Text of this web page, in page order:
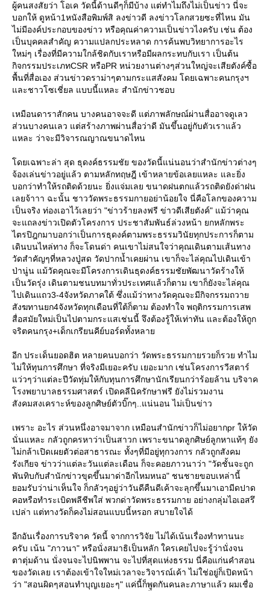
ผู้คนสงสัยว่า โอเค วัดนี้ด้านดีๆก็มีบ้าง แต่ทำไมถึงไม่เป็นข่าว นี่จะ
บอกให้ ดูหน้า1หนังสือพิมพ์สิ ลงข่าวดี ลงข่าวโลกสวยซะที่ไหน มัน
ไม่มีองค์ประกอบของข่าว หรือคุณค่าความเป็นข่าวไงครับ เช่น ต้อง
เป็นบุคคลสำคัญ ความแปลกประหลาด การค้นพบวิทยาการอะไร
หม่ๆ เรื่องที่มีความใกล้ชิดกับเราหรือมีผลกระทบกับเรา เป็นต้น
กิจกรรมประเภทCSR หรือPR หน่วยงานต่างๆส่วนใหญ่จะเสียตังค์ซื้อ
พื้นที่สื่อเอง ส่วนข่าวดราม่าๆตามกระแสสังคม โดยเฉพาะคนกรุงฯ
ละชาวโซเชี่ยล แบบนี้แหละ สำนักข่าวชอบ
เหมือนดาราสักคน บางคนอาจจะดี แต่ภาพลักษณ์ผ่านสื่ออาจดูเลว
ส่วนบางคนเลว แต่สร้างภาพผ่านสื่อว่าดี มันขึ้นอยู่กับตัวเราแล้ว
หละ ว่าจะมีวิจารณญาณขนาดไหน
ดยเฉพาะล่า สุด ธุดงค์ธรรมชัย ของวัดนี้แน่นอนว่าสำนักข่าวต่างๆ
จ้องเล่นข่าวอยู่แล้ว ตามหลักทฤษฎี เข้าหลายข้อเลยแหละ และยิ่ง
บอกว่าทำให้รถติดด้วยนะ ยิ่งแจ่มเลย ขนาดฝนตกแล้วรถติดยังด่าฝน
เลยจ้าาา ฉะนั้น ชาววัดพระธรรมกายอย่าน้อยใจ นี่คือโลกของความ
เป็นจริง ท่องเอาไว้เลยว่า "ข่าวร้ายลงฟรี ข่าวดีเสียตังค์" แม้ว่าคุณ
จะแถลงข่าวเปิดตัวโครงการ ประชาสัมพันธ์ล่วงหน้า ยกหลักพระ
ไตรปิฎกมาบอกว่าเป็นการธุดงค์ตามพระธรรมวินัยทุกประการก็ตาม
เดินบนไหล่ทาง ก็จะโดนด่า คนเขาไม่สนใจว่าคุณเดินตามเส้นทาง
วัดสำคัญๆที่หลวงปู่สด วัดปากน้ำเคยผ่าน เขาก็จะไล่คุณไปเดินเข้า
ป่านู่น แม้วัดคุณจะมีโครงการเดินธุดงค์ธรรมชัยพัฒนาวัดร้างให้
เป็นวัดรุ่ง เดินตามชนบทมาทั่วประเทศแล้วก็ตาม เขาก็ยังจะไล่คุณ
ไปเดินแถว3-4จังหวัดภาคใต้ ซึ่งแม้ว่าทางวัดคุณจะมีกิจกรรมถวา
สังฆทานยก4จังหวัดทุกเดือนที่ใต้ก็ตาม ต้องทำใจ พฤติกรรมการเสพ
สื่อสมัยใหม่เป็นไปตามกระแสเช่นนี้ จึงต้องรู้ให้เท่าทัน และต้องให้ถูก
จริตคนกรุง+เด็กเกรียนคีย์บอร์ดทั้งหลา
อีก ประเด็นยอดฮิต หลายคนบอกว่า วัดพระธรรมกายรวยก็รวย ทำไม
ไม่ให้ทุนการศึกษา ที่จริงมีเยอะครับ เยอะมาก เช่นโครงการวีสตาร์
ว่วๆว่าแต่ละปีวัดทุ่มให้กับทุนการศึกษานักเรียนกว่าร้อยล้าน บริจาค
รงพยาบาลธรรมศาสตร์ เปิดคลีนิครักษาฟรี ยังไม่รวมงาน
สังคมสงเคราะห์ของลูกศิษย์ตัวบิ๊กๆ..แน่นอน ไม่เป็นข่าว
เพราะ อะไร ส่วนหนึ่งอาจมาจาก เหมือนสำนักข่าวก็ไม่อยากpr ให้วัด
นั่นแหละ กลัวถูกครหาว่าเป็นสาวก เพราะขนาดลูกศิษย์ลูกหาแท้ๆ ยัง
ไม่กล้าเปิดเผยตัวต่อสาธารณะ ทั้งๆที่มีอยู่ทุกวงการ กลัวถูกสังคม
รังเกียจ ข่าวว่าแต่ละวันแต่ละเดือน ก็จะคอยภาวนาว่า "วัดชั้นจะถูก
พันทิบกับสำนักข่าวขุดขึ้นมาด่าอีกไหมหนอ" ชนชายขอบเหล่านี้
อมรับว่าน่าเห็นใจ ก็กลัวๆอยู่ว่าวันดีคืนดีเค้าจะลุกขึ้นมาเอามีดปาด
คอหรือทำระเบิดพลีชีพใส่ พวกด่าวัดพระธรรมกาย อย่างกลุ่มไอเอสรึ
เปล่า แต่ทางวัดก็คงไม่สอนแบบนี้หรอก สบายใจได้
อีกอันเรื่องการบริจาค วัดนี้ จากการวิจัย ไม่ได้เน้นเรื่องทำทานนะ
ครับ เน้น "ภาวนา" หรือนั่งสมาธิเป็นหลัก ใครเคยไปจะรู้ว่านั่งจน
ตาตุ่มด้าน นั่งจนจะไปนิพพาน จะไปที่สุดแห่งธรรม นี่คือแก่นคำสอน
ของวัดเลย เราต้องเข้าใจใหม่เวลาจะวิจารณ์เค้า ไม่ใช่อยู่ก็เปิดหน้า
ว่า "สอนผิดๆสอนทำบุญเยอะๆ" แค่นี้ก็พูดกันคนละภาษาแล้ว ผมเชื่อ